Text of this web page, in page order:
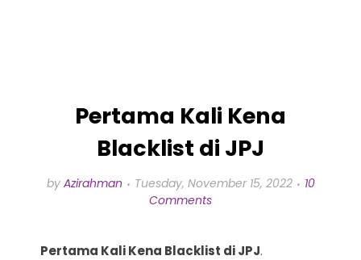
Pertama Kali Kena
Blacklist di JPJ
by Azirahman Tuesday, November 15, 2022
10
Comments
Pertama Kali Kena Blacklist di JPJ.